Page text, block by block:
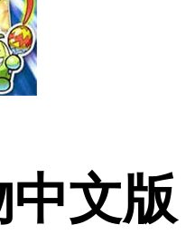
文版